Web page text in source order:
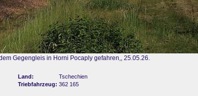
Gegengleis in Horni Pocaply gefahren,, 25.05.26.
Land:
Tschechien
Triebfahrzeug: 362 165